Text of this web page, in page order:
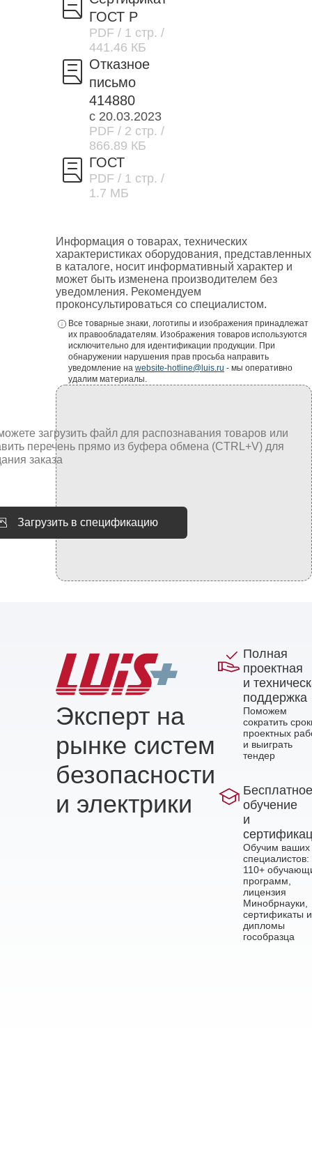
ГОСТ Р
PDF / 1 стр. /
441.46 КБ
Отказное
письмо
414880
с 20.03.2023
PDF / 2 стр. /
866.89 КБ
ГОСТ
PDF / 1 стр. /
1.7 МБ
Информация о товарах, технических
характеристиках оборудования, представленных
в каталоге, носит информативный характер и
может быть изменена производителем без
уведомления. Рекомендуем
проконсультироваться со специалистом.
Все товарные знаки, логотипы и изображения принадлежат
их правообладателям. Изображения товаров используются
исключительно для идентификации продукции. При
обнаружении нарушения прав просьба направить
уведомление на website-hotline@luis.ru - мы оперативно
удалим материалы.
Загрузить в спецификацию
Эксперт на
рынке систем
безопасности
и электрики
Полная
проектная
и
поддержка
Поможем
сократить
проектных
и выиграть
тендер
Бесплатное
обучение
и
Обучим ваших
специалистов:
110+
программ,
лицензия
Минобрнауки,
сертификаты и
дипломы
гособразца